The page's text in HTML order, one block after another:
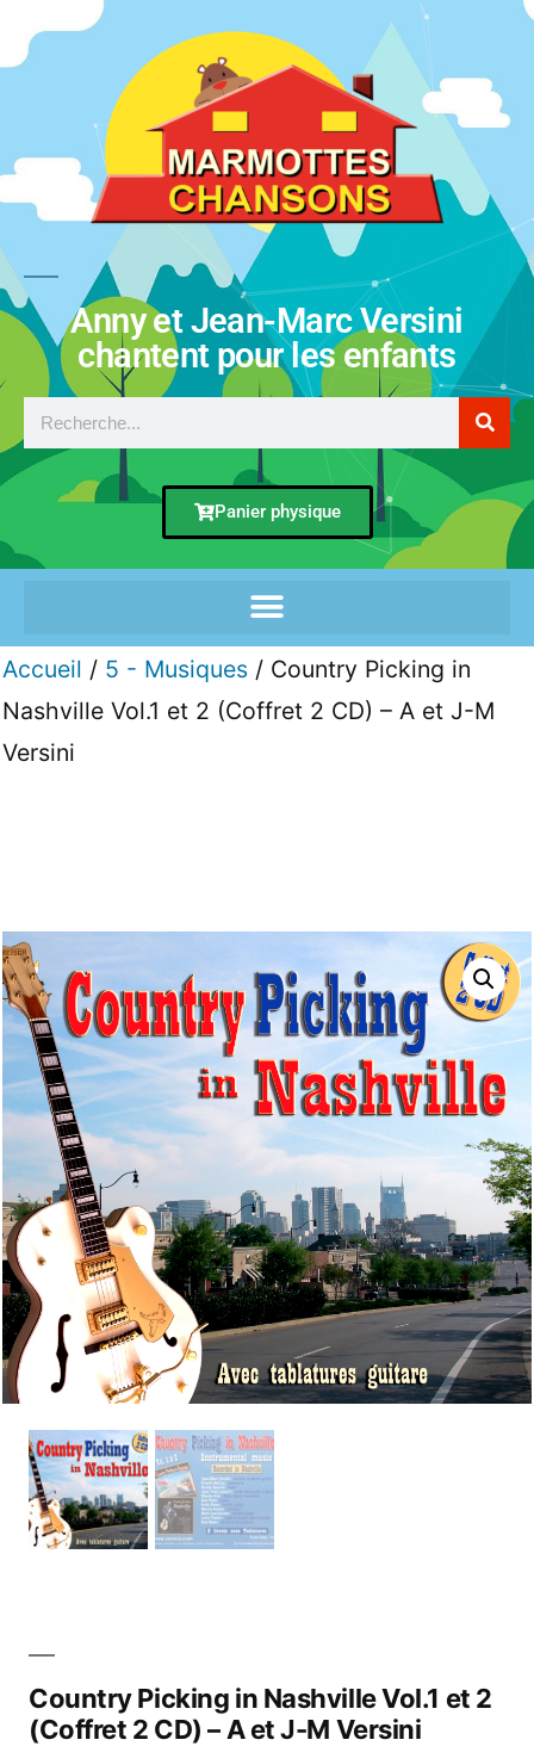
Anny et Jean-Marc Versini
chantent pour les enfants
Panier physique
Accueil / 5 - Musiques / Country Picking in
Nashville Vol.1 et 2 (Coffret 2 CD) – A et J-M
Versini
Country Picking in Nashville Vol.1 et 2
(Coffret 2 CD) – A et J-M Versini